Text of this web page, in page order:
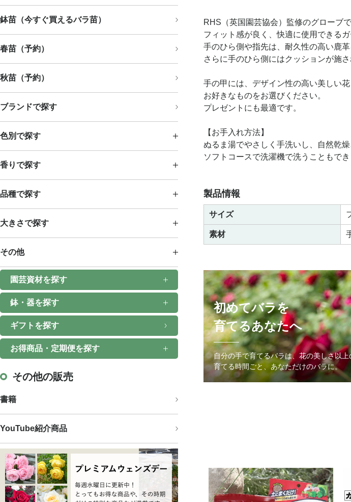
鉢苗（今すぐ買えるバラ苗）
春苗（予約）
秋苗（予約）
ブランドで探す
色別で探す
香りで探す
品種で探す
大きさで探す
その他
園芸資材を探す
鉢・器を探す
ギフトを探す
お得商品・定期便を探す
その他の販売
書籍
YouTube紹介商品
RHS（英国園芸協会）監修のグローブで
フィット感が良く、快適に使用できるガ
手のひら側や指先は、耐久性の高い鹿革
さらに手のひら側にはクッションが施
手の甲には、デザイン性の高い美しい
お好きなものをお選びください。
プレゼントにも最適です。
【お手入れ方法】
ぬるま湯でやさしく手洗いし、自然乾燥
ソフトコースで洗濯機で洗うこともでき
製品情報
サイズ
素材
初めてバラを
育てるあなたへ
自分の手で育てるバラは、花の美しさ以上
育てる時間ごと、あなただけのバラに。